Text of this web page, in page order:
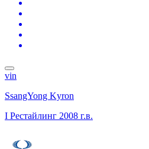
vin
SsangYong Kyron
I Рестайлинг 2008 г.в.